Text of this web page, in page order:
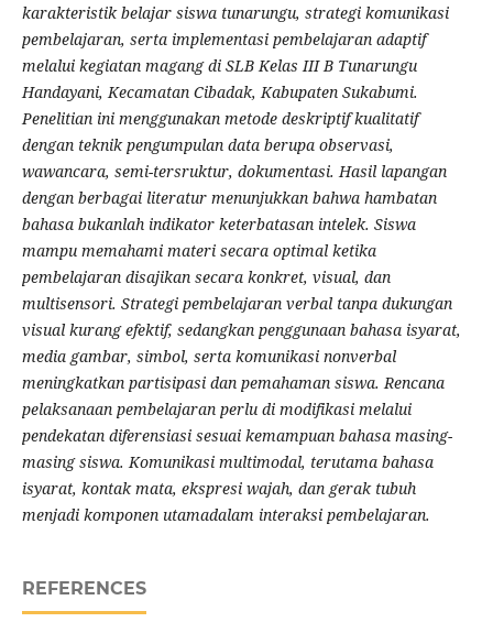
karakteristik belajar siswa tunarungu, strategi komunikasi
pembelajaran, serta implementasi pembelajaran adaptif
melalui kegiatan magang di SLB Kelas III B Tunarungu
Handayani, Kecamatan Cibadak, Kabupaten Sukabumi.
Penelitian ini menggunakan metode deskriptif kualitatif
dengan teknik pengumpulan data berupa observasi,
wawancara, semi-tersruktur, dokumentasi. Hasil lapangan
dengan berbagai literatur menunjukkan bahwa hambatan
bahasa bukanlah indikator keterbatasan intelek. Siswa
mampu memahami materi secara optimal ketika
pembelajaran disajikan secara konkret, visual, dan
multisensori. Strategi pembelajaran verbal tanpa dukungan
visual kurang efektif, sedangkan penggunaan bahasa isyarat,
media gambar, simbol, serta komunikasi nonverbal
meningkatkan partisipasi dan pemahaman siswa. Rencana
pelaksanaan pembelajaran perlu di modifikasi melalui
pendekatan diferensiasi sesuai kemampuan bahasa masing-
masing siswa. Komunikasi multimodal, terutama bahasa
isyarat, kontak mata, ekspresi wajah, dan gerak tubuh
menjadi komponen utamadalam interaksi pembelajaran.
REFERENCES